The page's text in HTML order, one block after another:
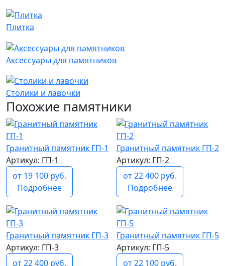
Плитка
Аксессуары для памятников
Столики и лавочки
Похожие памятники
Гранитный памятник ГП-1
Артикул: ГП-1
от 19 100 руб.
Подробнее
Гранитный памятник ГП-2
Артикул: ГП-2
от 22 400 руб.
Подробнее
Гранитный памятник ГП-3
Артикул: ГП-3
от 22 400 руб.
Гранитный памятник ГП-5
Артикул: ГП-5
от 22 100 руб.